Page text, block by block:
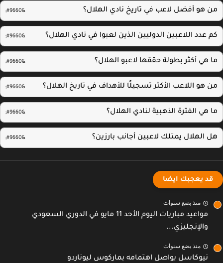
هو أفضل لاعب في تاريخ نادي الهلال؟
عدد اللاعبين الدوليين الذين لعبوا في نادي الهلال؟
هي أكثر بطولة حققها لاعبو الهلال؟
هو اللاعب الأكثر تسجيلًا للأهداف في تاريخ الهلال؟
هي الفترة الذهبية لنادي الهلال؟
الهلال يمتلك لاعبين أجانب بارزين؟
قد يعجبك ايضا
منذ بضع سنوات
مواعيد مباريات اليوم الأحد 11 مايو في الدوري السعودي
والإنجليزي...
منذ بضع سنوات
نيوكاسل يواصل اهتمامه بماركوس ليوناردو